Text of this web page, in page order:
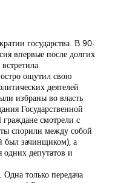
государства. В 90-
впервые после долгих
ощутил свою
деятелей
избраны во власть
Государственной
смотрели с
спорили между собой
был зачинщиком), а
одних депутатов и
только передача